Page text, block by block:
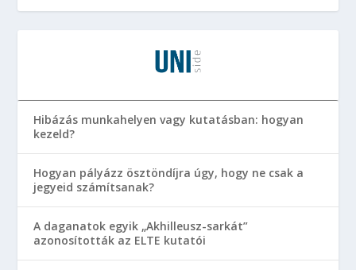
Hibázás munkahelyen vagy kutatásban: hogyan
kezeld?
Hogyan pályázz ösztöndíjra úgy, hogy ne csak a
jegyeid számítsanak?
A daganatok egyik „Akhilleusz-sarkát”
azonosították az ELTE kutatói